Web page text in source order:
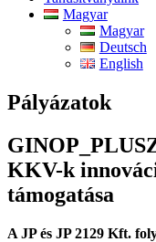
Magyar
Magyar
Deutsch
English
Pályázatok
KKV-k
támogatása
A JP és JP 2129 Kft.